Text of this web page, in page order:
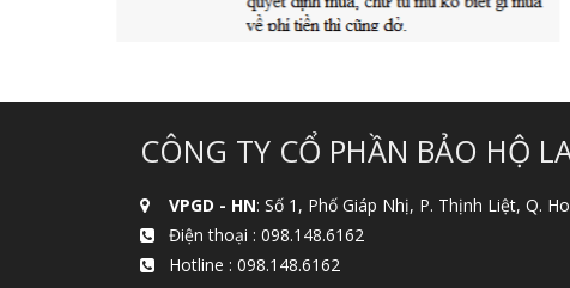
CÔNG TY CỔ PHẦN BẢO HỘ
VPGD - HN: Số 1, Phố Giáp Nhị, P. Thịnh Liệt, Q.
Điện thoại : 098.148.6162
Hotline : 098.148.6162